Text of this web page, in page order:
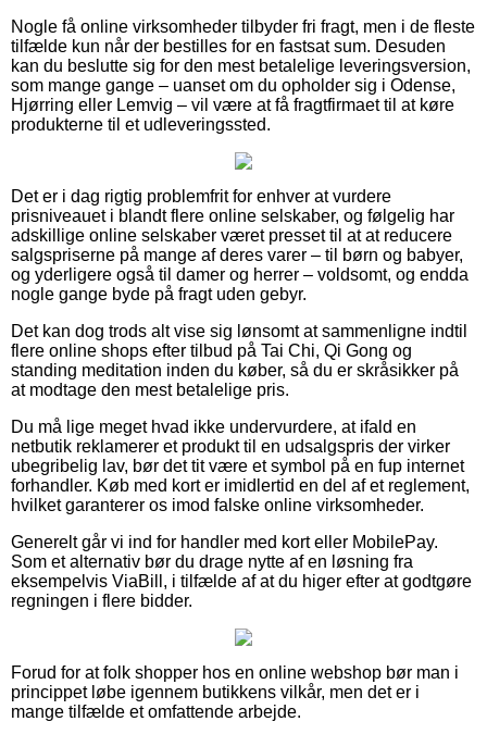
Nogle få online virksomheder tilbyder fri fragt, men i de fleste
tilfælde kun når der bestilles for en fastsat sum. Desuden
kan du beslutte sig for den mest betalelige leveringsversion,
som mange gange – uanset om du opholder sig i Odense,
Hjørring eller Lemvig – vil være at få fragtfirmaet til at køre
produkterne til et udleveringssted.
Det er i dag rigtig problemfrit for enhver at vurdere
prisniveauet i blandt flere online selskaber, og følgelig har
adskillige online selskaber været presset til at at reducere
salgspriserne på mange af deres varer – til børn og babyer,
og yderligere også til damer og herrer – voldsomt, og endda
nogle gange byde på fragt uden gebyr.
Det kan dog trods alt vise sig lønsomt at sammenligne indtil
flere online shops efter tilbud på Tai Chi, Qi Gong og
standing meditation inden du køber, så du er skråsikker på
at modtage den mest betalelige pris.
Du må lige meget hvad ikke undervurdere, at ifald en
netbutik reklamerer et produkt til en udsalgspris der virker
ubegribelig lav, bør det tit være et symbol på en fup internet
forhandler. Køb med kort er imidlertid en del af et reglement,
hvilket garanterer os imod falske online virksomheder.
Generelt går vi ind for handler med kort eller MobilePay.
Som et alternativ bør du drage nytte af en løsning fra
eksempelvis ViaBill, i tilfælde af at du higer efter at godtgøre
regningen i flere bidder.
Forud for at folk shopper hos en online webshop bør man i
princippet løbe igennem butikkens vilkår, men det er i
mange tilfælde et omfattende arbejde.